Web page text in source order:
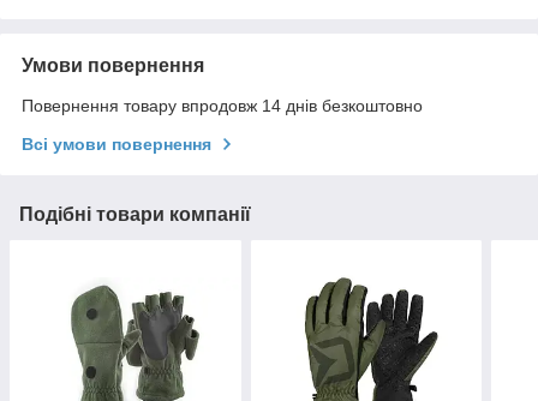
Умови повернення
Повернення товару впродовж 14 днів безкоштовно
Всі умови повернення
Подібні товари компанії